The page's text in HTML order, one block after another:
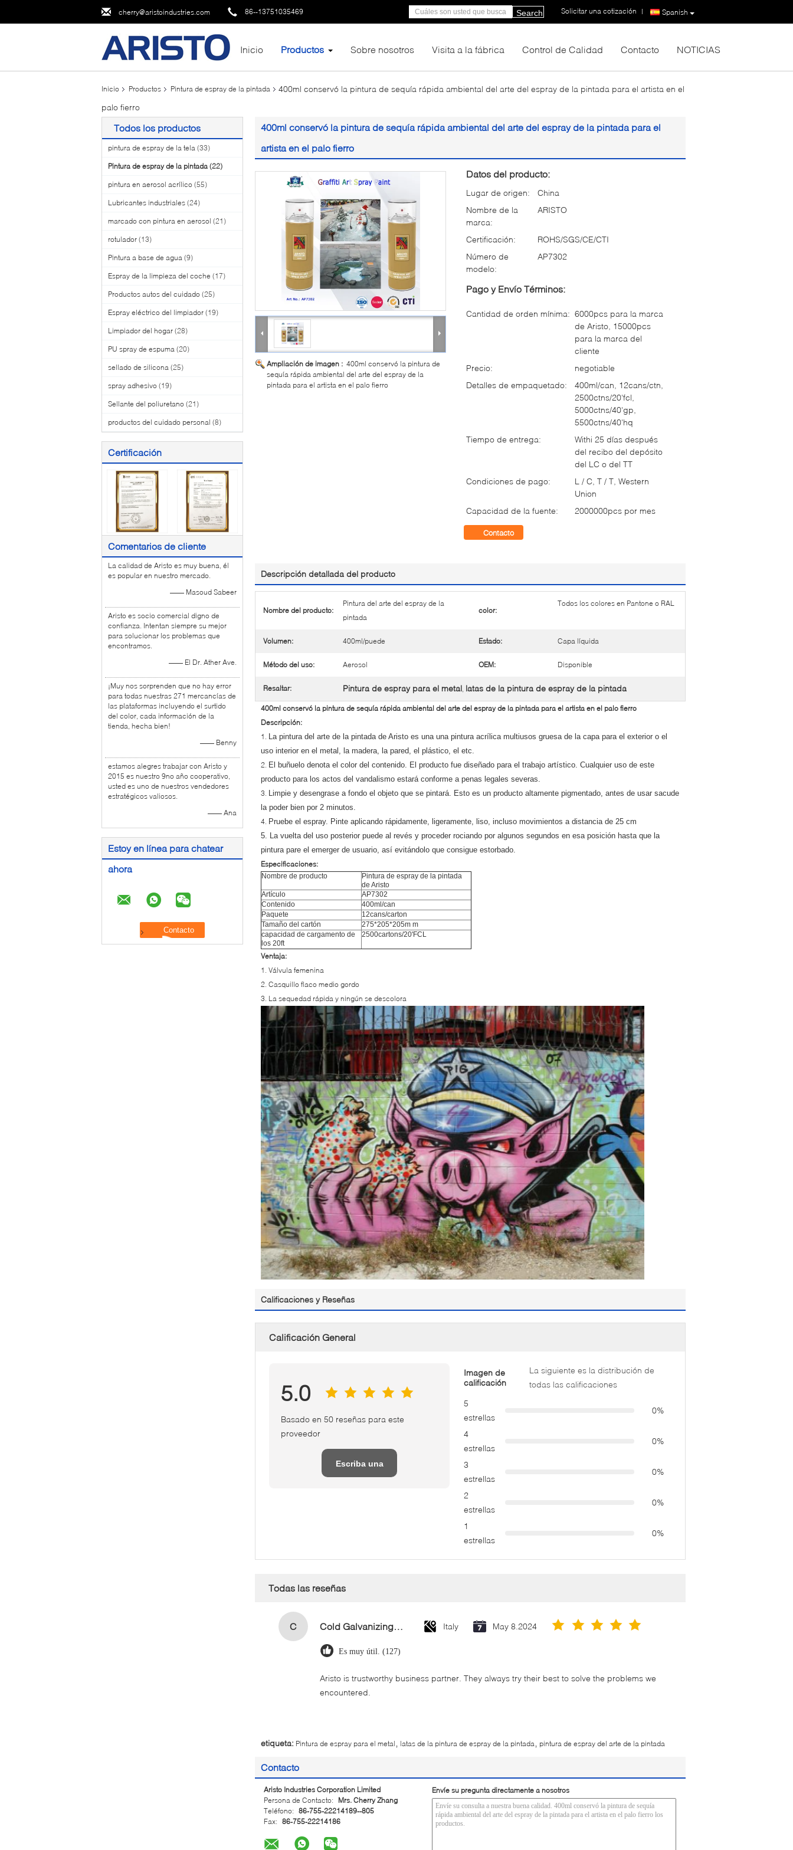
cherry@aristoindustries.com 86--13751035469 Spanish
Solicitar una cotización |
Search
Inicio Productos Sobre nosotros Visita a la fábrica Control de Calidad Contacto NOTICIAS
Inicio Productos Pintura de espray de la pintada
400ml conservó la pintura de sequía rápida ambiental del arte del espray de la pintada para el artista en el
palo fierro
Todos los productos
pintura de espray de la tela (33)
Pintura de espray de la pintada (22)
pintura en aerosol acrílico (55)
Lubricantes industriales (24)
marcado con pintura en aerosol (21)
rotulador (13)
Pintura a base de agua (9)
Espray de la limpieza del coche (17)
Productos autos del cuidado (25)
Espray eléctrico del limpiador (19)
Limpiador del hogar (28)
PU spray de espuma (20)
sellado de silicona (25)
spray adhesivo (19)
Sellante del poliuretano (21)
productos del cuidado personal (8)
Certificación
Comentarios de cliente
La calidad de Aristo es muy buena, él
es popular en nuestro mercado.
—— Masoud Sabeer
Aristo es socio comercial digno de
confianza. Intentan siempre su mejor
para solucionar los problemas que
encontramos.
—— El Dr. Ather Ave.
¡Muy nos sorprenden que no hay error
para todas nuestras 271 mercancías de
las plataformas incluyendo el surtido
del color, cada información de la
tienda, hecha bien!
—— Benny
estamos alegres trabajar con Aristo y
2015 es nuestro 9no año cooperativo,
usted es uno de nuestros vendedores
estratégicos valiosos.
—— Ana
Estoy en línea para chatear
ahora
400ml conservó la pintura de sequía rápida ambiental del arte del espray de la pintada para el
artista en el palo fierro
Ampliación de imagen : 400ml conservó la pintura de
sequía rápida ambiental del arte del espray de la
pintada para el artista en el palo fierro
Datos del producto:
Lugar de origen:
China
Nombre de la
marca:
ARISTO
Certificación:
ROHS/SGS/CE/CTI
Número de
modelo:
AP7302
Pago y Envío Términos:
Cantidad de orden mínima: 6000pcs para la marca
de Aristo, 15000pcs
para la marca del
cliente
Precio:
negotiable
Detalles de empaquetado:
400ml/can, 12cans/ctn,
2500ctns/20'fcl,
5000ctns/40'gp,
5500ctns/40'hq
Tiempo de entrega:
Withi 25 días después
del recibo del depósito
del LC o del TT
Condiciones de pago:
L / C, T / T, Western
Union
Capacidad de la fuente:
2000000pcs por mes
Contacto
Descripción detallada del producto
Nombre del producto:
Pintura del arte del espray de la
pintada
color:
Todos los colores en Pantone o RAL
Volumen: 400ml/puede Estado: Capa líquida
Método del uso: Aerosol OEM: Disponible
Resaltar: Pintura de espray para el metal, latas de la pintura de espray de la pintada
400ml conservó la pintura de sequía rápida ambiental del arte del espray de la pintada para el artista en el palo fierro
Descripción:
1. La pintura del arte de la pintada de Aristo es una una pintura acrílica multiusos gruesa de la capa para el exterior o el
uso interior en el metal, la madera, la pared, el plástico, el etc.
2. El buñuelo denota el color del contenido. El producto fue diseñado para el trabajo artístico. Cualquier uso de este
producto para los actos del vandalismo estará conforme a penas legales severas.
3. Limpie y desengrase a fondo el objeto que se pintará. Esto es un producto altamente pigmentado, antes de usar sacude
la poder bien por 2 minutos.
4. Pruebe el espray. Pinte aplicando rápidamente, ligeramente, liso, incluso movimientos a distancia de 25 cm
5. La vuelta del uso posterior puede al revés y proceder rociando por algunos segundos en esa posición hasta que la
pintura pare el emerger de usuario, así evitándolo que consigue estorbado.
Especificaciones:
Nombre de producto
Pintura de espray de la pintada
de Aristo
Artículo
AP7302
Contenido
400ml/can
Paquete
12cans/carton
Tamaño del cartón
275*205*205m m
capacidad de cargamento de
los 20ft
2500cartons/20'FCL
Ventaja:
1. Válvula femenina
2. Casquillo flaco medio gordo
3. La sequedad rápida y ningún se descolora
Calificaciones y Reseñas
Calificación General
5.0
Basado en 50 reseñas para este
proveedor
Escriba una
Imagen de
calificación
La siguiente es la distribución de
todas las calificaciones
5
estrellas
0%
4
estrellas
0%
3
estrellas
0%
2
estrellas
0%
1
estrellas
0%
Todas las reseñas
C Cold Galvanizing Zinc Spray Paint 400ml Italy May 8.2024
Es muy útil. (127)
Aristo is trustworthy business partner. They always try their best to solve the problems we
encountered.
etiqueta: Pintura de espray para el metal latas de la pintura de espray de la pintada pintura de espray del arte de la pintada
Contacto
Aristo Industries Corporation Limited
Persona de Contacto:
Mrs. Cherry Zhang
Teléfono: 86-755-22214189--805
Fax: 86-755-22214186
Envíe su pregunta directamente a nosotros